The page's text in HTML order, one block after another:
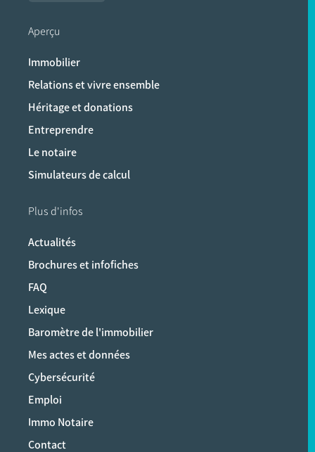
Aperçu
Immobilier
Relations et vivre ensemble
Héritage et donations
Entreprendre
Le notaire
Simulateurs de calcul
Plus d'infos
Actualités
Brochures et infofiches
FAQ
Lexique
Baromètre de l'immobilier
Mes actes et données
Cybersécurité
Emploi
Immo Notaire
Contact